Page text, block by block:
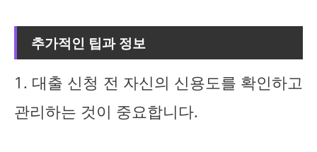
추가적인 팁과 정보
1. 대출 신청 전 자신의 신용도를 확인하고
관리하는 것이 중요합니다.